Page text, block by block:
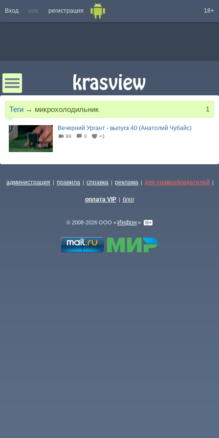
Вход или регистрация 18+
Теги → микрохолодильник 1
26:08
Вечерний Ургант - выпуск 40 (Анатолий Чубайс)
99 0 +1
администрация | правила | справка | реклама | для правообладателей |
оплата VIP | блог
© 2008-2026 ООО « Инфон »